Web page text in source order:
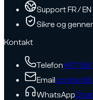
Support FR / EN
Sikre og
Kontakt
Telefon+971 58
Email
WhatsApp